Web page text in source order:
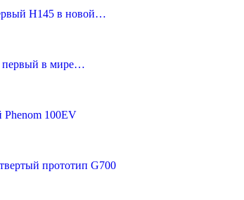
H145 в новой…
первый в мире…
100EV
прототип G700